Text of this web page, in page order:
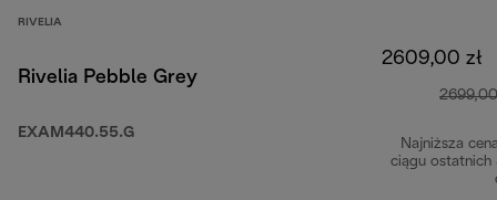
RIVELIA
Rivelia Pebble Grey
EXAM440.55.G
2609,00 zł
2699,00
Najniższa
ciągu ostatnich